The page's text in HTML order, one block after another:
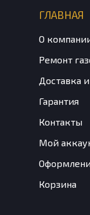
ГЛАВНАЯ
О
Ремонт
Доставка
Гарантия
Контакты
Мой
Корзина